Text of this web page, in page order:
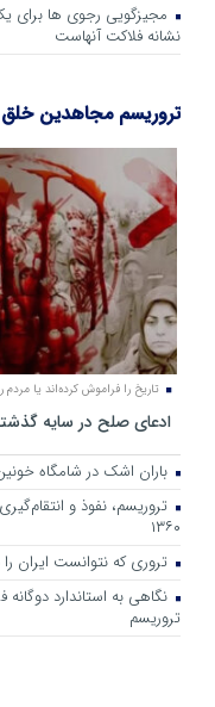
مجیزگویی رجوی ها برای
نشانه فلاکت آنهاست
تروریسم مجاهدین خلق
تاریخ را فراموش کرده‌اند یا مردم
ادعای صلح در سایه
باران اشک در شامگاه خونین 7
۱۳۶۰
تروری که نتوانست ایران را
نگاهی به استاندارد دوگانه
تروریسم